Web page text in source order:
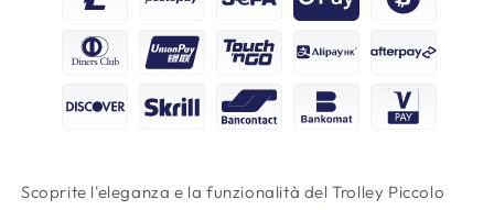
Scoprite l'eleganza e la funzionalità del Trolley Piccolo